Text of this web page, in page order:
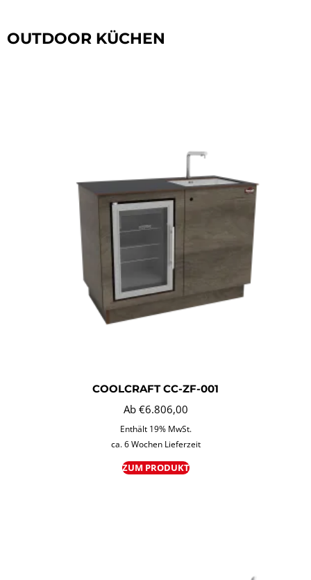
OUTDOOR KÜCHEN
COOLCRAFT CC-ZF-001
Ab €6.806,00
Enthält 19% MwSt.
ca. 6 Wochen Lieferzeit
ZUM PRODUKT